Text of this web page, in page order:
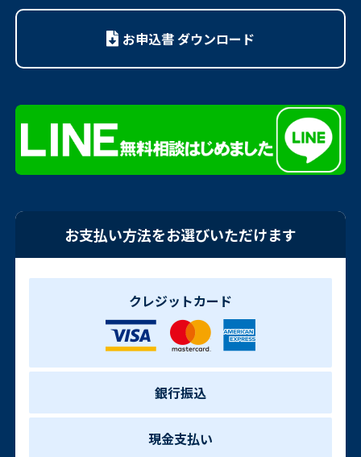
お申込書 ダウンロード
お支払い方法をお選びいただけます
クレジットカード
銀行振込
現金支払い